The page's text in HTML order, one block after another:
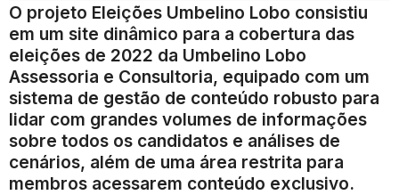
O projeto Eleições Umbelino Lobo consistiu
em um site dinâmico para a cobertura das
eleições de 2022 da Umbelino Lobo
Assessoria e Consultoria, equipado com um
sistema de gestão de conteúdo robusto para
lidar com grandes volumes de informações
sobre todos os candidatos e análises de
cenários, além de uma área restrita para
membros acessarem conteúdo exclusivo.